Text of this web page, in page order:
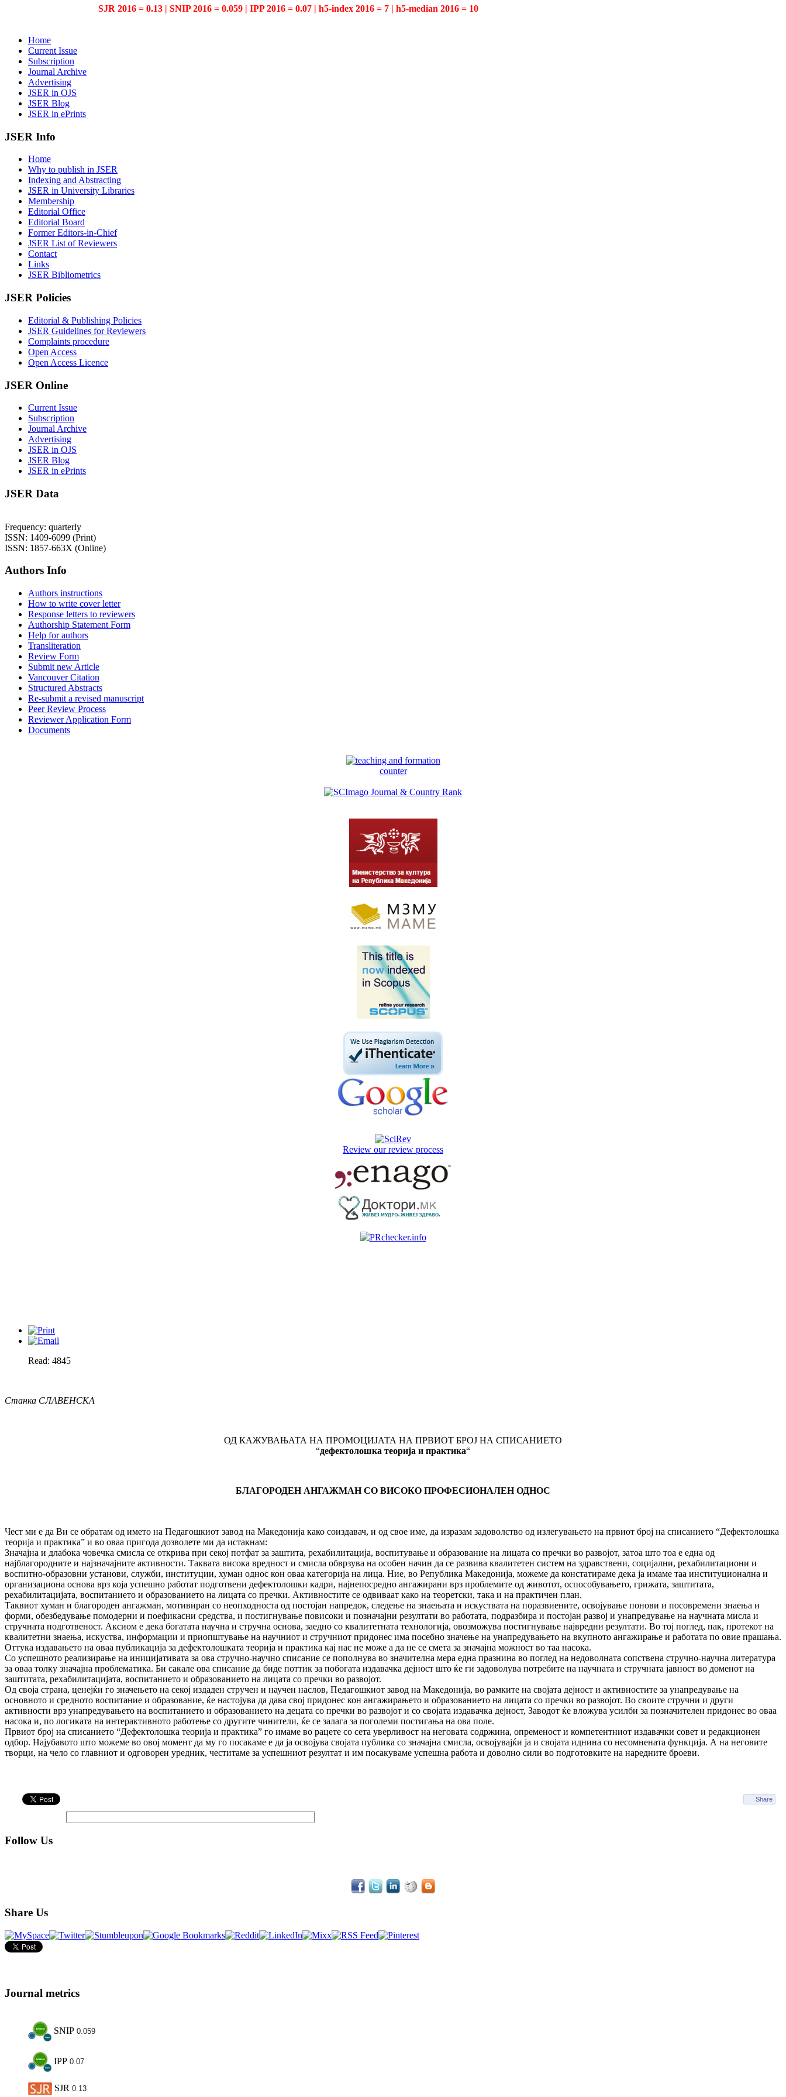
SJR 2016 = 0.13 | SNIP 2016 = 0.059 | IPP 2016 = 0.07 | h5-index 2016 = 7 | h5-median 2016 = 10
Home
Current Issue
Subscription
Journal Archive
Advertising
JSER in OJS
JSER Blog
JSER in ePrints
JSER Info
Home
Why to publish in JSER
Indexing and Abstracting
JSER in University Libraries
Membership
Editorial Office
Editorial Board
Former Editors-in-Chief
JSER List of Reviewers
Contact
Links
JSER Bibliometrics
JSER Policies
Editorial & Publishing Policies
JSER Guidelines for Reviewers
Complaints procedure
Open Access
Open Access Licence
JSER Online
Current Issue
Subscription
Journal Archive
Advertising
JSER in OJS
JSER Blog
JSER in ePrints
JSER Data
Frequency: quarterly
ISSN: 1409-6099 (Print)
ISSN: 1857-663X (Online)
Authors Info
Authors instructions
How to write cover letter
Response letters to reviewers
Authorship Statement Form
Help for authors
Transliteration
Review Form
Submit new Article
Vancouver Citation
Structured Abstracts
Re-submit a revised manuscript
Peer Review Process
Reviewer Application Form
Documents
counter
Review our review process
Read: 4845
Станка СЛАВЕНСКА
ОД КАЖУВАЊАТА НА ПРОМОЦИЈАТА НА ПРВИОТ БРОЈ НА СПИСАНИЕТО
“дефектолошка теорија и практика“
БЛАГОРОДЕН АНГАЖМАН СО ВИСОКО ПРОФЕСИОНАЛЕН ОДНОС
Чест ми е да Ви се обратам од името на Педагошкиот завод на Македонија како соиздавач, и од свое име, да изразам задоволство од излегувањето на првиот број на списанието “Дефектолошка
теорија и практика” и во оваа пригода дозволете ми да истакнам:
Значајна и длабока човечка смисла се открива при секој потфат за заштита, рехабилитација, воспитување и образование на лицата со пречки во развојот, затоа што тоа е една од
најблагородните и најзначајните активности. Таквата висока вредност и смисла обврзува на особен начин да се развива квалитетен систем на здравствени, социјални, рехабилитациони и
воспитно-образовни установи, служби, институции, хуман однос кон оваа категорија на лица. Ние, во Република Македонија, можеме да констатираме дека ја имаме таа институционална и
организациона основа врз која успешно работат подготвени дефектолошки кадри, најнепосредно ангажирани врз проблемите од животот, оспособувањето, грижата, заштитата,
рехабилитацијата, воспитанието и образованието на лицата со пречки. Активностите се одвиваат како на теоретски, така и на практичен план.
Таквиот хуман и благороден ангажман, мотивиран со неопходноста од постојан напредок, следење на знаењата и искуствата на поразвиените, освојување понови и посовремени знаења и
форми, обезбедување помодерни и поефикасни средства, и постигнување повисоки и позначајни резултати во работата, подразбира и постојан развој и унапредување на научната мисла и
стручната подготвеност. Аксиом е дека богатата научна и стручна основа, заедно со квалитетната технологија, овозможува постигнување највредни резултати. Во тој поглед, пак, протекот на
квалитетни знаења, искуства, информации и приопштување на научниот и стручниот придонес има посебно значење на унапредувањето на вкупното ангажирање и работата по овие прашања.
Оттука издавањето на оваа публикација за дефектолошката теорија и практика кај нас не може а да не се смета за значајна можност во таа насока.
Со успешното реализирање на иницијативата за ова стручно-научно списание се пополнува во значителна мера една празнина во поглед на недоволната сопствена стручно-научна литература
за оваа толку значајна проблематика. Би сакале ова списание да биде поттик за побогата издавачка дејност што ќе ги задоволува потребите на научната и стручната јавност во доменот на
заштитата, рехабилитацијата, воспитанието и образованието на лицата со пречки во развојот.
Од своја страна, ценејќи го значењето на секој издаден стручен и научен наслов, Педагошкиот завод на Македонија, во рамките на својата дејност и активностите за унапредување на
основното и средното воспитание и образование, ќе настојува да дава свој придонес кон ангажирањето и образованието на лицата со пречки во развојот. Во своите стручни и други
активности врз унапредувањето на воспитанието и образованието на децата со пречки во развојот и со својата издавачка дејност, Заводот ќе вложува усилби за позначителен придонес во оваа
насока и, по логиката на интерактивното работење со другите чинители, ќе се залага за поголеми постигања на ова поле.
Првиот број на списанието “Дефектолошка теорија и практика” го имаме во рацете со сета уверливост на неговата содржина, опременост и компетентниот издавачки совет и редакционен
одбор. Најубавото што можеме во овој момент да му го посакаме е да ја освојува својата публика со значајна смисла, освојувајќи ја и својата иднина со несомнената функција. А на неговите
творци, на чело со главниот и одговорен уредник, честитаме за успешниот резултат и им посакуваме успешна работа и доволно сили во подготовките на наредните броеви.
Share
Follow Us
Share Us
Journal metrics
SNIP 0.059
IPP 0.07
SJR 0.13